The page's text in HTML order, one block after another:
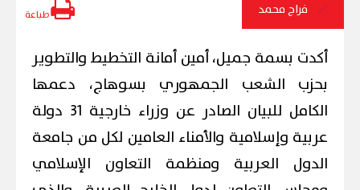
فراج محمد طباعة
أكدت بسمة جميل، أمين أمانة التخطيط والتطوير
بحزب الشعب الجمهوري بسوهاج، دعمها
الكامل للبيان الصادر عن وزراء خارجية 31 دولة
عربية وإسلامية والأمناء العامين لكل من جامعة
الدول العربية ومنظمة التعاون الإسلامي